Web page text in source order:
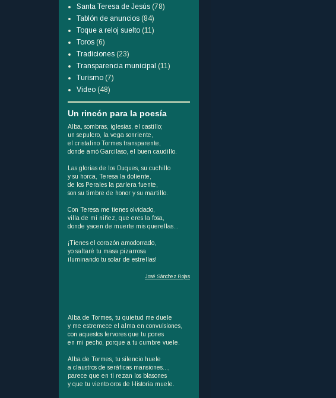
Santa Teresa de Jesús (78)
Tablón de anuncios (84)
Toque a reloj suelto (11)
Toros (6)
Tradiciones (23)
Transparencia municipal (11)
Turismo (7)
Video (48)
Un rincón para la poesía
Alba, sombras, iglesias, el castillo;
un sepulcro, la vega sonriente,
el cristalino Tormes transparente,
donde amó Garcilaso, el buen caudillo.
Las glorias de los Duques, su cuchillo
y su horca, Teresa la doliente,
de los Perales la parlera fuente,
son su timbre de honor y su martillo.
Con Teresa me tienes olvidado,
villa de mi niñez, que eres la fosa,
donde yacen de muerte mis querellas...
¡Tienes el corazón amodorrado,
yo saltaré tu masa pizarrosa
iluminando tu solar de estrellas!
José Sánchez Rojas
Alba de Tormes, tu quietud me duele
y me estremece el alma en convulsiones,
con aquestos fervores que tu pones
en mi pecho, porque a tu cumbre vuele.
Alba de Tormes, tu silencio huele
a claustros de seráficas mansiones…,
parece que en ti rezan los blasones
y que tu viento oros de Historia muele.